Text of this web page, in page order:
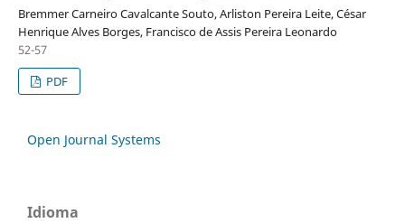
Bremmer Carneiro Cavalcante Souto, Arliston Pereira Leite, César
Henrique Alves Borges, Francisco de Assis Pereira Leonardo
52-57
PDF
Open Journal Systems
Idioma